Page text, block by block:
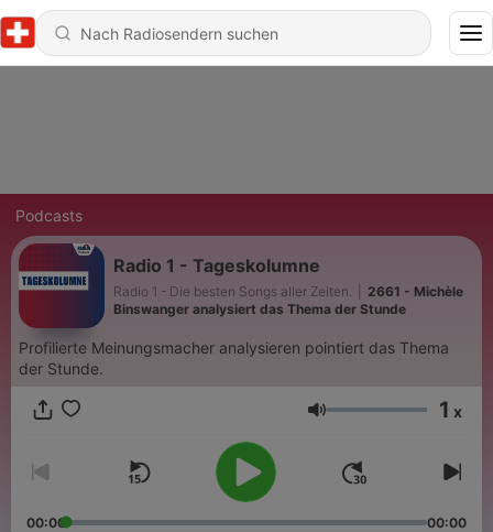
Podcasts
Radio 1 - Tageskolumne
Radio 1 - Die besten Songs aller Zeiten.
2661 - Michèle
Binswanger analysiert das Thema der Stunde
Profilierte Meinungsmacher analysieren pointiert das Thema
der Stunde.
Lautstärke 1 x
00:00 00:00